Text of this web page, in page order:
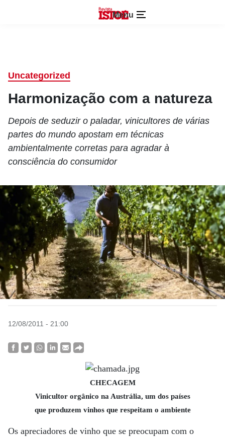
Menu
Uncategorized
Harmonização com a natureza
Depois de seduzir o paladar, vinicultores de várias
partes do mundo apostam em técnicas
ambientalmente corretas para agradar à
consciência do consumidor
12/08/2011 - 21:00
CHECAGEM
Vinicultor orgânico na Austrália, um dos países
que produzem vinhos que respeitam o ambiente
Os apreciadores de vinho que se preocupam com o